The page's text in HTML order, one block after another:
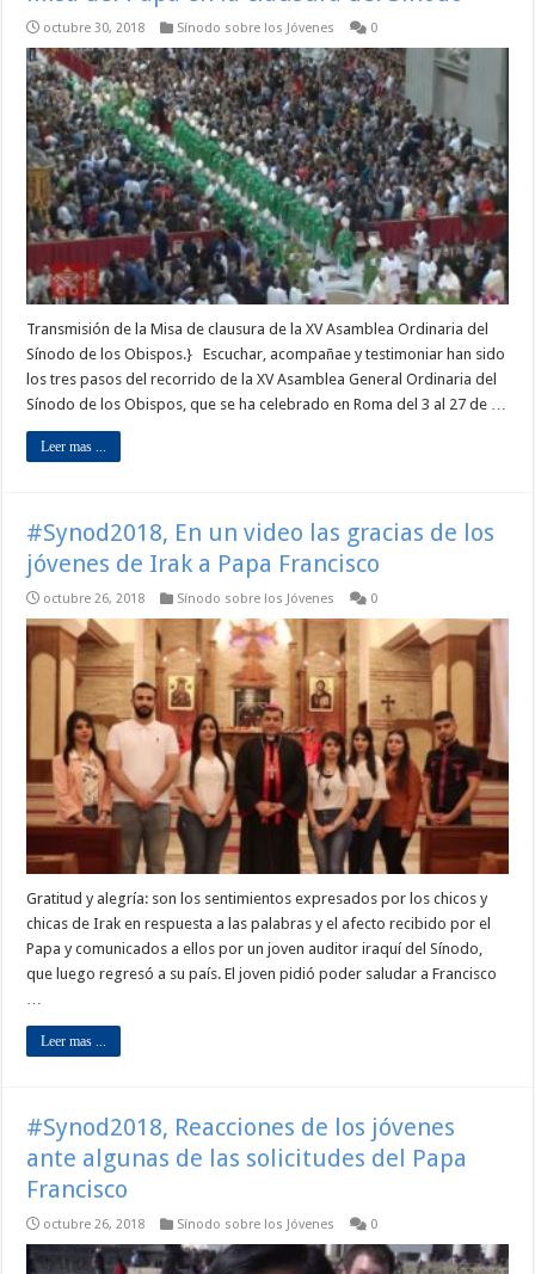
octubre 30, 2018 Sínodo sobre los Jóvenes 0
Transmisión de la Misa de clausura de la XV Asamblea Ordinaria del
Sínodo de los Obispos.} Escuchar, acompañae y testimoniar han sido
los tres pasos del recorrido de la XV Asamblea General Ordinaria del
Sínodo de los Obispos, que se ha celebrado en Roma del 3 al 27 de …
Leer mas ...
#Synod2018, En un video las gracias de los
jóvenes de Irak a Papa Francisco
octubre 26, 2018 Sínodo sobre los Jóvenes 0
Gratitud y alegría: son los sentimientos expresados por los chicos y
chicas de Irak en respuesta a las palabras y el afecto recibido por el
Papa y comunicados a ellos por un joven auditor iraquí del Sínodo,
que luego regresó a su país. El joven pidió poder saludar a Francisco
…
Leer mas ...
#Synod2018, Reacciones de los jóvenes
ante algunas de las solicitudes del Papa
Francisco
octubre 26, 2018 Sínodo sobre los Jóvenes 0